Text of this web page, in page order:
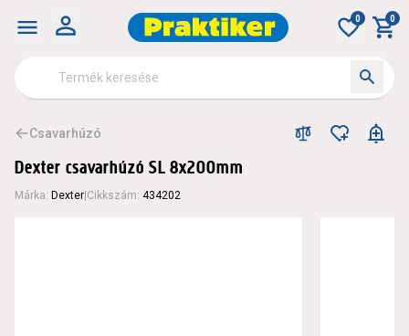
0 0
Csavarhúzó
Dexter csavarhúzó SL 8x200mm
Márka: Dexter Cikkszám: 434202